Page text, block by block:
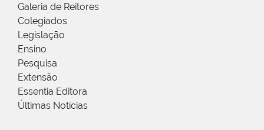
Galeria de Reitores
Colegiados
Legislação
Ensino
Pesquisa
Extensão
Essentia Editora
Últimas Notícias